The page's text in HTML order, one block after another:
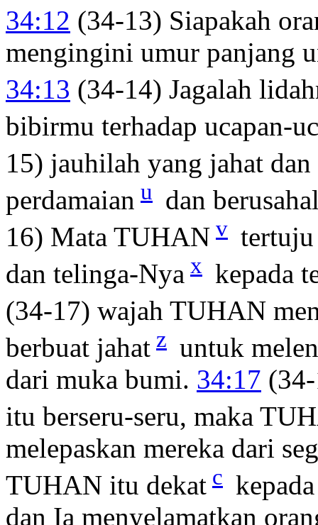
34:12 (34-13) Siapakah
mengingini umur panjang
34:13 (34-14) Jagalah
bibirmu terhadap ucapan-
15) jauhilah yang jahat
perdamaian u
dan
16) Mata TUHAN v tertuju
dan telinga-Nya x kepada
(34-17) wajah TUHAN
berbuat jahat z untuk
dari muka bumi. 34:17
itu berseru-seru, maka
melepaskan mereka dari
TUHAN itu dekat c
dan Ia menyelamatkan